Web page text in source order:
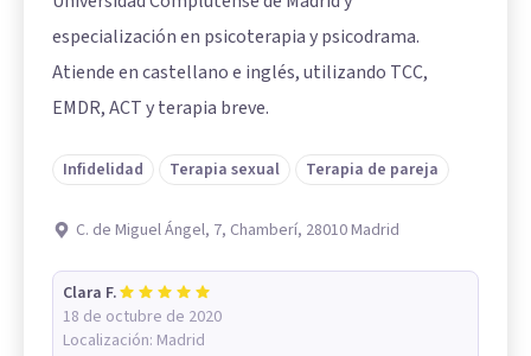
especialización en psicoterapia y psicodrama.
Atiende en castellano e inglés, utilizando TCC,
EMDR, ACT y terapia breve.
Infidelidad Terapia sexual Terapia de pareja
C. de Miguel Ángel, 7, Chamberí, 28010 Madrid
Clara F.
18 de octubre de 2020
Localización: Madrid